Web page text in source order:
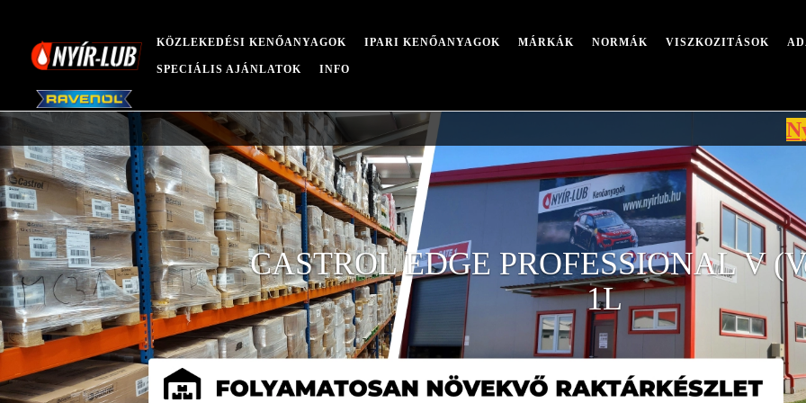
KÖZLEKEDÉSI KENŐANYAGOK IPARI KENŐANYAGOK MÁRKÁK NORMÁK VISZKOZITÁSOK
SPECIÁLIS AJÁNLATOK INFO
Nyári
CASTROL EDGE PROFESSIONAL V
1L